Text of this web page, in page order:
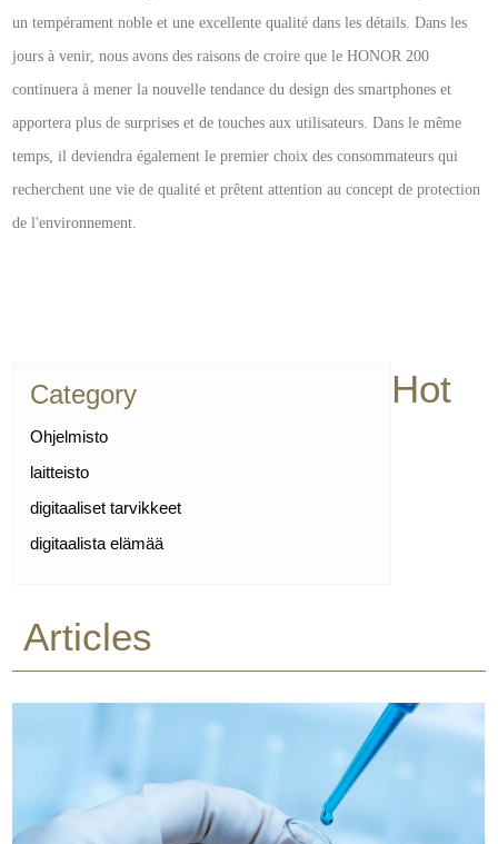
un tempérament noble et une excellente qualité dans les détails. Dans les
jours à venir, nous avons des raisons de croire que le HONOR 200
continuera à mener la nouvelle tendance du design des smartphones et
apportera plus de surprises et de touches aux utilisateurs. Dans le même
temps, il deviendra également le premier choix des consommateurs qui
recherchent une vie de qualité et prêtent attention au concept de protection
de l'environnement.
Category
Ohjelmisto
laitteisto
digitaaliset tarvikkeet
digitaalista elämää
Hot
Articles